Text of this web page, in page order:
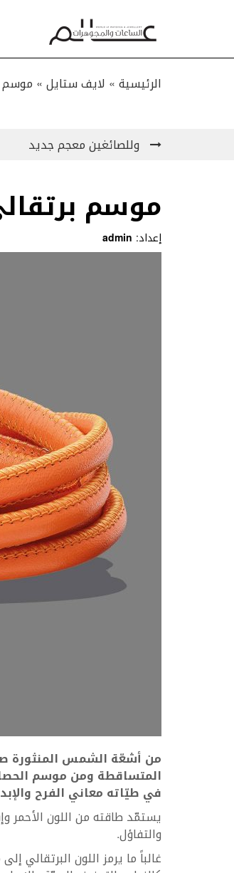
الرئيسية » لايف ستايل» موسم
وللصائغين معجم جديد
موسم
إعداد: admin
من أشعّة الشمس المنثورة
المتساقطة ومن موسم
في طيّاته معاني الفرح
يستمّد طاقته من اللون الأحمر
والتفاؤل.
غالباً ما يرمز اللون البرتقالي